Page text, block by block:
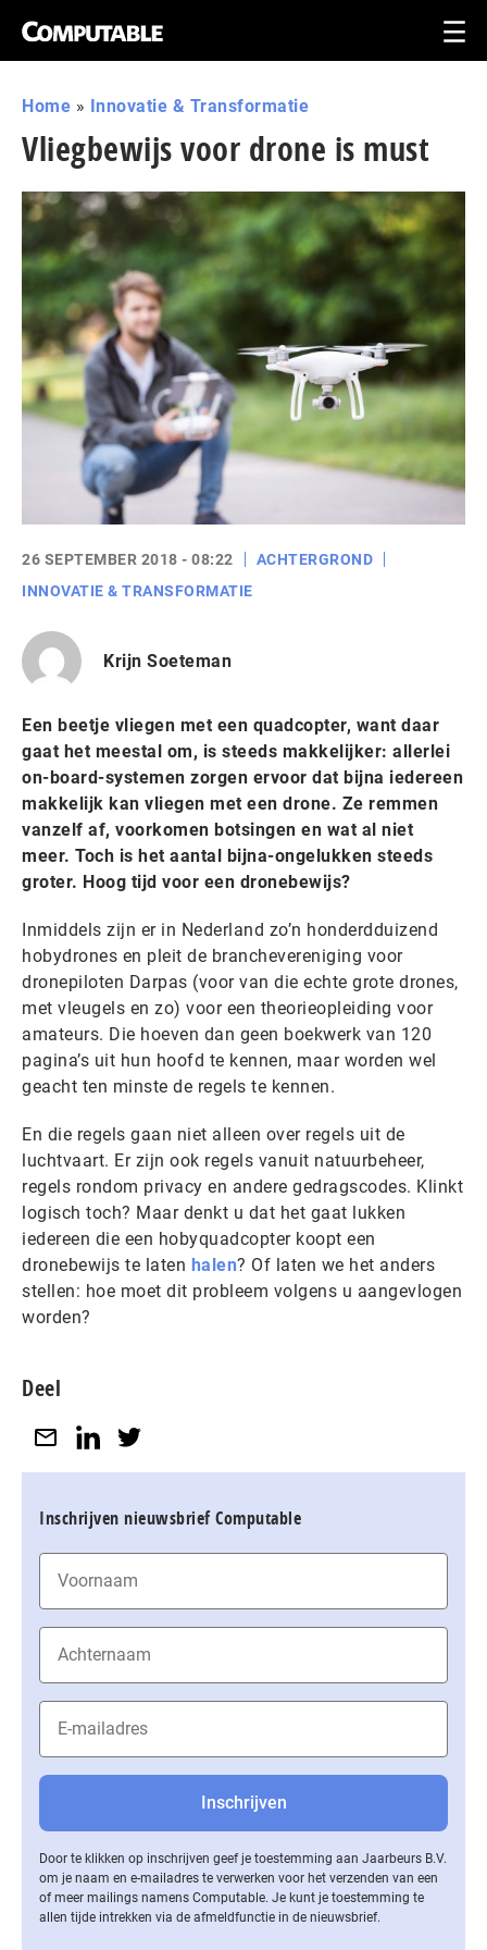
Home » Innovatie & Transformatie
Vliegbewijs voor drone is must
26 SEPTEMBER 2018 - 08:22
ACHTERGROND
INNOVATIE & TRANSFORMATIE
Krijn Soeteman
Een beetje vliegen met een quadcopter, want daar
gaat het meestal om, is steeds makkelijker: allerlei
on-board-systemen zorgen ervoor dat bijna iedereen
makkelijk kan vliegen met een drone. Ze remmen
vanzelf af, voorkomen botsingen en wat al niet
meer. Toch is het aantal bijna-ongelukken steeds
groter. Hoog tijd voor een dronebewijs?
Inmiddels zijn er in Nederland zo’n honderdduizend
hobydrones en pleit de branchevereniging voor
dronepiloten Darpas (voor van die echte grote drones,
met vleugels en zo) voor een theorieopleiding voor
amateurs. Die hoeven dan geen boekwerk van 120
pagina’s uit hun hoofd te kennen, maar worden wel
geacht ten minste de regels te kennen.
En die regels gaan niet alleen over regels uit de
luchtvaart. Er zijn ook regels vanuit natuurbeheer,
regels rondom privacy en andere gedragscodes. Klinkt
logisch toch? Maar denkt u dat het gaat lukken
iedereen die een hobyquadcopter koopt een
dronebewijs te laten halen? Of laten we het anders
stellen: hoe moet dit probleem volgens u aangevlogen
worden?
Deel
Inschrijven nieuwsbrief Computable
Door te klikken op inschrijven geef je toestemming aan Jaarbeurs B.V.
om je naam en e-mailadres te verwerken voor het verzenden van een
of meer mailings namens Computable. Je kunt je toestemming te
allen tijde intrekken via de af­meld­func­tie in de nieuwsbrief.